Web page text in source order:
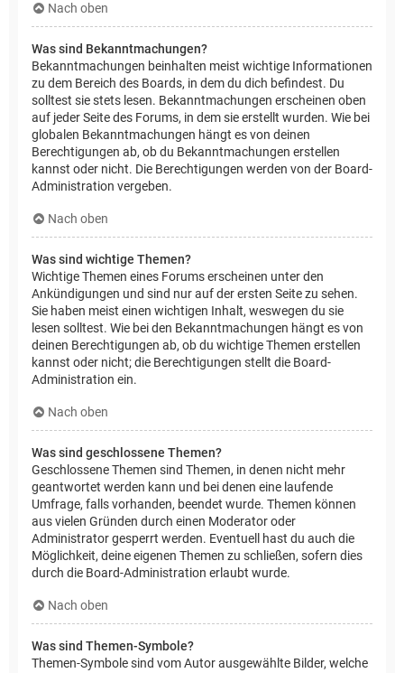
Nach oben
Was sind Bekanntmachungen?
Bekanntmachungen beinhalten meist wichtige Informationen
zu dem Bereich des Boards, in dem du dich befindest. Du
solltest sie stets lesen. Bekanntmachungen erscheinen oben
auf jeder Seite des Forums, in dem sie erstellt wurden. Wie bei
globalen Bekanntmachungen hängt es von deinen
Berechtigungen ab, ob du Bekanntmachungen erstellen
kannst oder nicht. Die Berechtigungen werden von der Board-
Administration vergeben.
Nach oben
Was sind wichtige Themen?
Wichtige Themen eines Forums erscheinen unter den
Ankündigungen und sind nur auf der ersten Seite zu sehen.
Sie haben meist einen wichtigen Inhalt, weswegen du sie
lesen solltest. Wie bei den Bekanntmachungen hängt es von
deinen Berechtigungen ab, ob du wichtige Themen erstellen
kannst oder nicht; die Berechtigungen stellt die Board-
Administration ein.
Nach oben
Was sind geschlossene Themen?
Geschlossene Themen sind Themen, in denen nicht mehr
geantwortet werden kann und bei denen eine laufende
Umfrage, falls vorhanden, beendet wurde. Themen können
aus vielen Gründen durch einen Moderator oder
Administrator gesperrt werden. Eventuell hast du auch die
Möglichkeit, deine eigenen Themen zu schließen, sofern dies
durch die Board-Administration erlaubt wurde.
Nach oben
Was sind Themen-Symbole?
Themen-Symbole sind vom Autor ausgewählte Bilder, welche